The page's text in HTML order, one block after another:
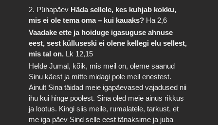
2. Pühapäev Häda sellele, kes kuhjab kokku,
mis ei ole tema oma – kui kauaks? Ha 2,6
Vaadake ette ja hoiduge igasuguse ahnuse
eest, sest külluseski ei olene kellegi elu sellest,
mis tal on. Lk 12,15
Helde Jumal, kõik, mis meil on, oleme saanud
Sinu käest ja mitte midagi pole meil enestest.
Ainult Sina täidad meie igapäevased vajadused nii
ihu kui hinge poolest. Sina oled meie ainus rikkus
ja lootus. Kingi siis meile, rumalatele, tarkust, et
me iga päev Sind selle eest tänaksime ja juba